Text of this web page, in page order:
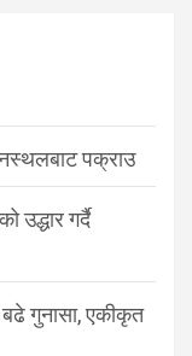
पक्राउ
उद्धार गर्दै
बढे गुनासा, एकीकृत